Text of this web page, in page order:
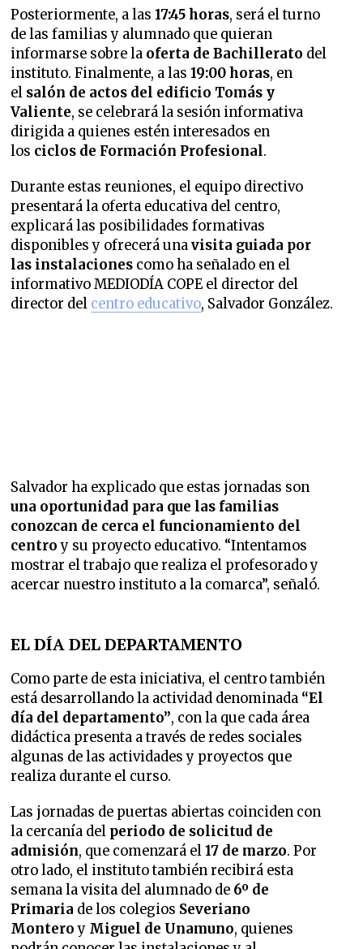
Posteriormente, a las17:45 horas, será el turno
de las familias y alumnado que quieran
informarse sobre la oferta de Bachillerato del
instituto. Finalmente, a las19:00 horas, en
el salón de actos del edificio Tomás y
Valiente, se celebrará la sesión informativa
dirigida a quienes estén interesados en
los ciclos de Formación Profesional.
Durante estas reuniones, el equipo directivo
presentará la oferta educativa del centro,
explicará las posibilidades formativas
disponibles y ofrecerá unavisita guiada por
las instalaciones como ha señalado en el
informativo MEDIODÍA COPE el director del
director del centro educativo, Salvador González.
Salvador ha explicado que estas jornadas son
una oportunidad para que las familias
conozcan de cerca el funcionamiento del
centroy su proyecto educativo. “Intentamos
mostrar el trabajo que realiza el profesorado y
acercar nuestro instituto a la comarca”, señaló.
EL DÍA DEL DEPARTAMENTO
Como parte de esta iniciativa, el centro también
está desarrollando la actividad denominada “El
día del departamento”, con la que cada área
didáctica presenta a través de redes sociales
algunas de las actividades y proyectos que
realiza durante el curso.
Las jornadas de puertas abiertas coinciden con
la cercanía del periodo de solicitud de
admisión, que comenzará el17 de marzo. Por
otro lado, el instituto también recibirá esta
semana la visita del alumnado de 6º de
Primaria de los colegios Severiano
Monteroy Miguel de Unamuno, quienes